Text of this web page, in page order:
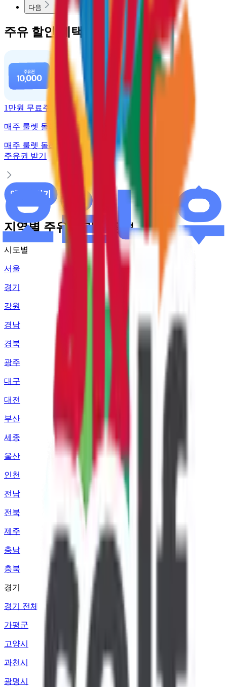
다음
주유 할인 혜택
1만원 무료주유
매주 룰렛 돌리고 주유권 받기
매주 룰렛 돌리고
주유권 받기
지역별 주유소 가격 정보
시도별
서울
경기
강원
경남
경북
광주
대구
대전
부산
세종
울산
인천
전남
전북
제주
충남
충북
경기
경기 전체
가평군
고양시
과천시
광명시